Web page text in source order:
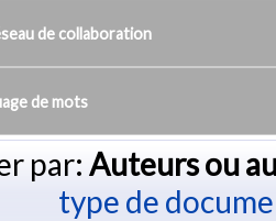
de collaboration
de mots
par: Auteurs ou
type de